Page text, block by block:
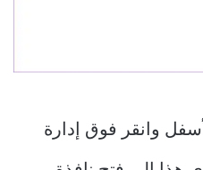
وانقر فوق إدارة